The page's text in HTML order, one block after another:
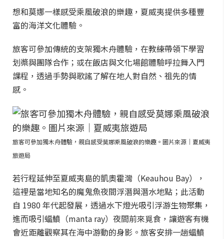
想和莫娜一樣感受乘風破浪的樂趣，夏威夷提供多種豐
富的海洋文化體驗。
旅客可參加傳統的支架獨木舟體驗，在教練帶領下學習
划槳與團隊合作；或在飯店與文化場館體驗呼拉舞入門
課程，透過手勢與歌謠了解在地人對自然、祖先的情
感。
旅客可參加獨木舟體驗，親自感受莫娜乘風破浪的樂趣。圖片來源｜夏威夷
旅遊局
若行程延伸至夏威夷島的凱奧霍灣（Keauhou Bay），
這裡是當地知名的魔鬼魚夜間浮潛與潛水地點；此活動
自 1980 年代起發展，透過水下燈光吸引浮游生物聚集，
進而吸引蝠鱝（manta ray）夜間前來覓食，讓遊客有機
會近距離觀察其在海中游動的身影。旅客安排一趟蝠鱝